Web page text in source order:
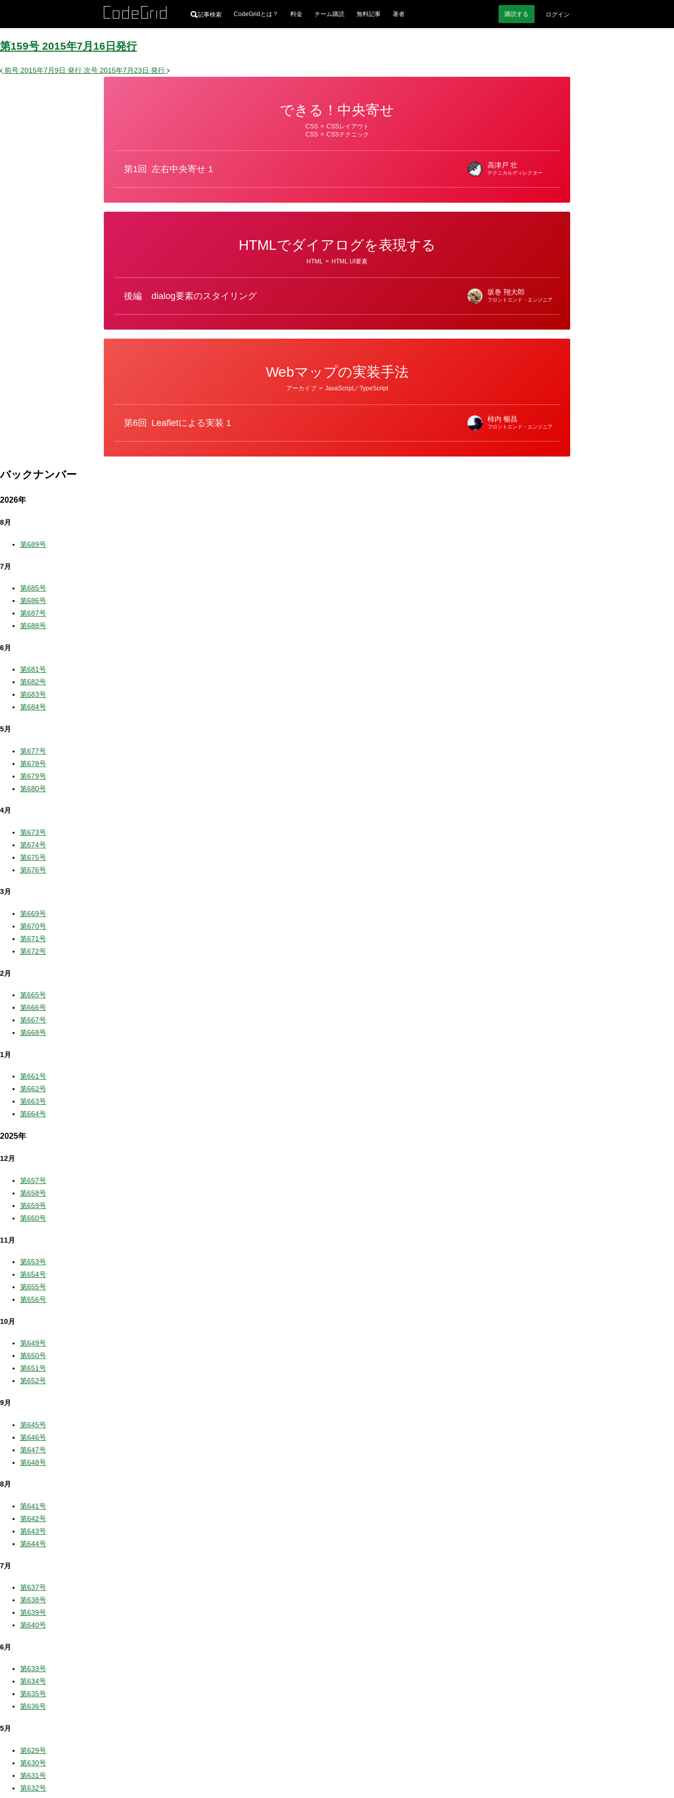
記事検索 CodeGridとは？ 料金 チーム購読 無料記事 著者 購読する ログイン
第159号 2015年7 月 16 日 発行
前号 2015年7月9日 発行 次号 2015年7月23日 発行
できる！中央寄せ
CSS > CSSレイアウト
CSS > CSSテクニック
第1回 左右中央寄せ 1 高津戸 壮
テクニカルディレクター
HTMLでダイアログを表現する
HTML > HTML UI要素
後編 dialog要素のスタイリング 坂巻 翔大郎
フロントエンド・エンジニア
Webマップの実装手法
アーカイブ > JavaScript／TypeScript
第6回 Leafletによる実装 1 柿内 暢昌
フロントエンド・エンジニア
バックナンバー
2026年
8月
第689号
7月
第685号
第686号
第687号
第688号
6月
第681号
第682号
第683号
第684号
5月
第677号
第678号
第679号
第680号
4月
第673号
第674号
第675号
第676号
3月
第669号
第670号
第671号
第672号
2月
第665号
第666号
第667号
第668号
1月
第661号
第662号
第663号
第664号
2025年
12月
第657号
第658号
第659号
第660号
11月
第653号
第654号
第655号
第656号
10月
第649号
第650号
第651号
第652号
9月
第645号
第646号
第647号
第648号
8月
第641号
第642号
第643号
第644号
7月
第637号
第638号
第639号
第640号
6月
第633号
第634号
第635号
第636号
5月
第629号
第630号
第631号
第632号